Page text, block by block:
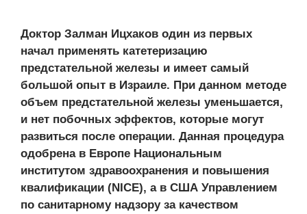
Доктор Залман Ицхаков один из первых
начал применять катетеризацию
предстательной железы и имеет самый
большой опыт в Израиле. При данном методе
объем предстательной железы уменьшается,
и нет побочных эффектов, которые могут
развиться после операции. Данная процедура
одобрена в Европе Национальным
институтом здравоохранения и повышения
квалификации (NICE), а в США Управлением
по санитарному надзору за качеством